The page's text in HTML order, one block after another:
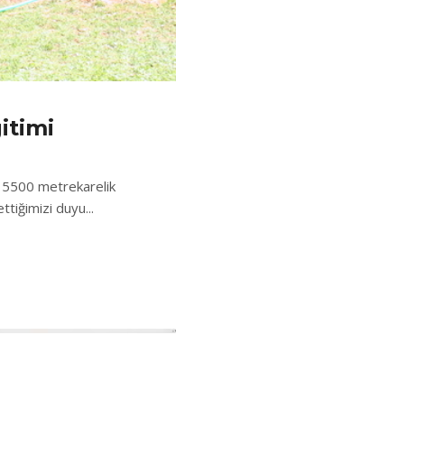
5500 metrekarelik
duyu...